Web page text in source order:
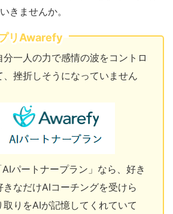
きませんか。
リAwarefy
一人の力で感情の波をコントロ
、挫折しそうになっていません
パートナープラン」なら、好き
なだけAIコーチングを受けら
りをAIが記憶してくれていて